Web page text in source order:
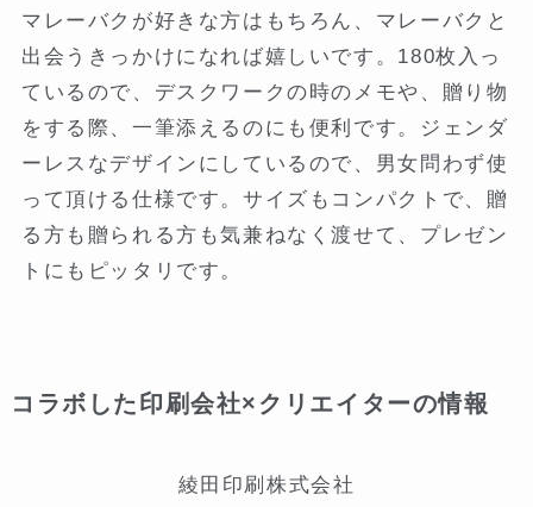
マレーバクが好きな方はもちろん、マレーバクと
出会うきっかけになれば嬉しいです。180枚入っ
ているので、デスクワークの時のメモや、贈り物
をする際、一筆添えるのにも便利です。ジェンダ
ーレスなデザインにしているので、男女問わず使
って頂ける仕様です。サイズもコンパクトで、贈
る方も贈られる方も気兼ねなく渡せて、プレゼン
トにもピッタリです。
コラボした印刷会社×クリエイターの情報
綾田印刷株式会社